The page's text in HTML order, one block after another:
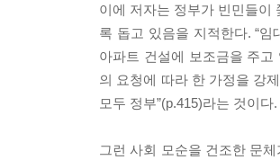
이에 저자는 정부가 빈민들이
록 돕고 있음을 지적한다. “
아파트 건설에 보조금을 주
의 요청에 따라 한 가정을 강
모두 정부”(p.415)라는 것이
그런 사회 모순을 건조한 문